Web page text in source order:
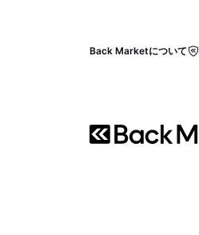
Back Marketについて